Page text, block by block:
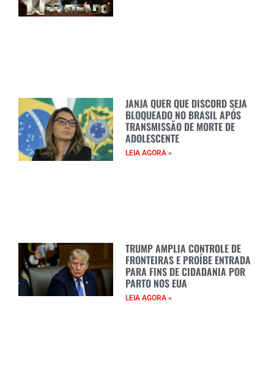
JANJA QUER QUE DISCORD SEJA
BLOQUEADO NO BRASIL APÓS
TRANSMISSÃO DE MORTE DE
ADOLESCENTE
LEIA AGORA »
TRUMP AMPLIA CONTROLE DE
FRONTEIRAS E PROÍBE ENTRADA
PARA FINS DE CIDADANIA POR
PARTO NOS EUA
LEIA AGORA »